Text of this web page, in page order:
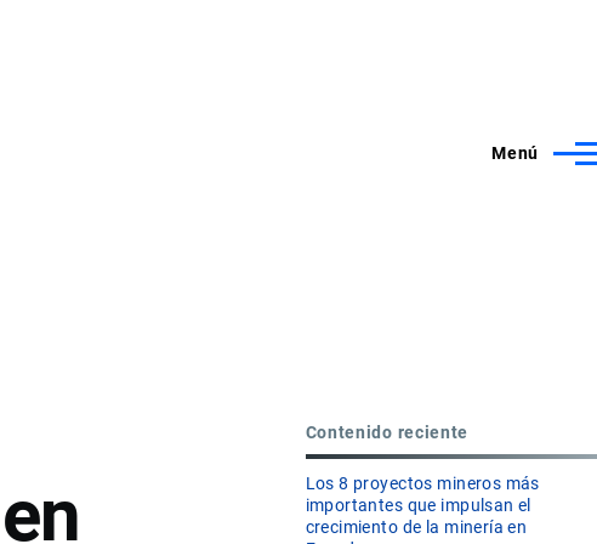
Menú
Contenido reciente
Los 8 proyectos mineros más
importantes que impulsan el
crecimiento de la minería en